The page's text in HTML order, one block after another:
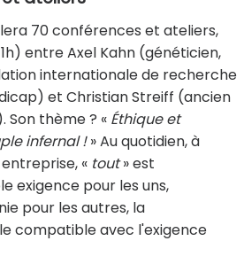
70 conférences et ateliers,
entre Axel Kahn (généticien,
internationale de recherche
et Christian Streiff (ancien
Son thème ? « Éthique et
infernal !» Au quotidien, à
« tout» est
exigence pour les uns,
pour les autres, la
compatible avec l'exigence